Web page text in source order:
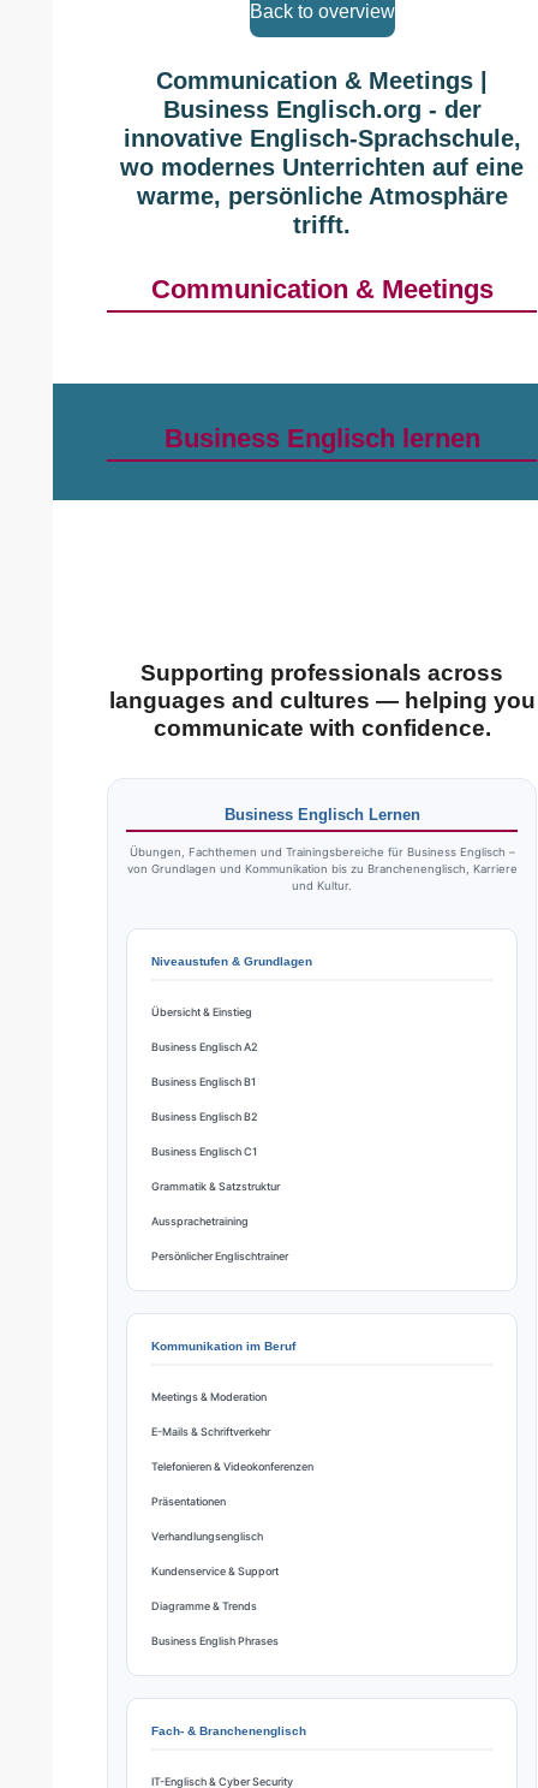
Back to overview
Communication & Meetings |
Business Englisch.org - der
innovative Englisch-Sprachschule,
wo modernes Unterrichten auf eine
warme, persönliche Atmosphäre
trifft.
Communication & Meetings
Business Englisch lernen
Supporting professionals across
languages and cultures — helping you
communicate with confidence.
Business Englisch Lernen
Übungen, Fachthemen und Trainingsbereiche für Business Englisch –
von Grundlagen und Kommunikation bis zu Branchenenglisch, Karriere
und Kultur.
Niveaustufen & Grundlagen
Übersicht & Einstieg
Business Englisch A2
Business Englisch B1
Business Englisch B2
Business Englisch C1
Grammatik & Satzstruktur
Aussprachetraining
Persönlicher Englischtrainer
Kommunikation im Beruf
Meetings & Moderation
E-Mails & Schriftverkehr
Telefonieren & Videokonferenzen
Präsentationen
Verhandlungsenglisch
Kundenservice & Support
Diagramme & Trends
Business English Phrases
Fach- & Branchenenglisch
IT-Englisch & Cyber Security